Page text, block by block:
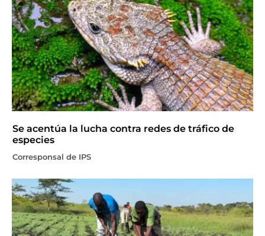
Se acentúa la lucha contra redes de tráfico de
especies
Corresponsal de IPS